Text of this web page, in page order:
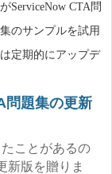
ServiceNow CTA問
のサンプルを試用
定期的にアップデ
問題集の更新
たことがあるの
新版を贈りま